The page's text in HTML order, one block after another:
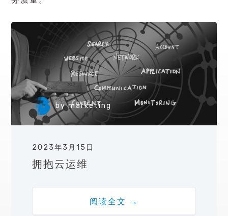
by marketing
2023年3月15日
拥抱云运维
阅读全文 →